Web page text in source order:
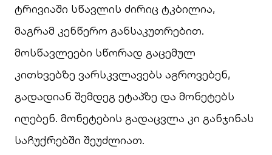
ტრივიაში სწავლის ძირიც ტკბილია,
მაგრამ კენწერო განსაკუთრებით.
მოსწავლეები სწორად გაცემულ
კითხვებზე ვარსკვლავებს აგროვებენ,
გადადიან შემდეგ ეტაპზე და მონეტებს
იღებენ. მონეტების გადაცვლა კი განჯინას
საჩუქრებში შეუძლიათ.